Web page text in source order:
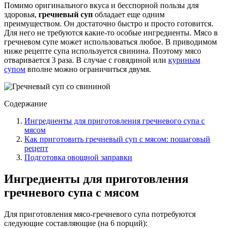
Помимо оригинального вкуса и бесспорной пользы для
здоровья, гречневый суп обладает еще одним
преимуществом. Он достаточно быстро и просто готовится.
Для него не требуются какие-то особые ингредиенты. Мясо в
гречневом супе может использоваться любое. В приводимом
ниже рецепте супа используется свинина. Поэтому мясо
отваривается 3 раза. В случае с говядиной или куриным
супом вполне можно ограничиться двумя.
Содержание
Ингредиенты для приготовления гречневого супа с
мясом
Как приготовить гречневый суп с мясом: пошаговый
рецепт
Подготовка овощной заправки
Ингредиенты для приготовления
гречневого супа с мясом
Для приготовления мясо-гречневого супа потребуются
следующие составляющие (на 6 порций):